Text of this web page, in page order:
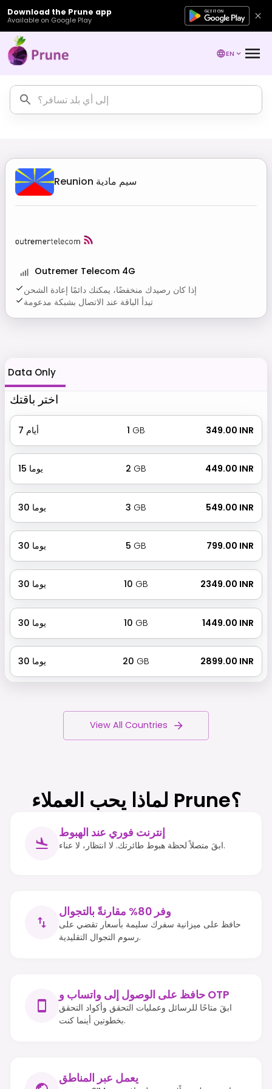
Download the Prune app
Available on Google Play
EN
Reunion سيم مادية
Outremer Telecom 4G
إذا كان رصيدك منخفضًا، يمكنك دائمًا إعادة الشحن
تبدأ الباقة عند الاتصال بشبكة مدعومة
Data Only
اختر باقتك
7 أيام 1 GB ₹ 349.00 INR
15 يوما 2 GB ₹ 449.00 INR
30 يوما 3 GB ₹ 549.00 INR
30 يوما 5 GB ₹ 799.00 INR
30 يوما 10 GB ₹ 2349.00 INR
30 يوما 10 GB ₹ 1449.00 INR
30 يوما 20 GB ₹ 2899.00 INR
View All Countries
لماذا يحب العملاء Prune؟
إنترنت فوري عند الهبوط
ابقَ متصلاً لحظة هبوط طائرتك. لا انتظار، لا عناء.
وفر 80% مقارنةً بالتجوال
حافظ على ميزانية سفرك سليمة بأسعار تقضي على
رسوم التجوال التقليدية.
حافظ على الوصول إلى واتساب و OTP
ابقَ متاحًا للرسائل وعمليات التحقق وأكواد التحقق
بخطوتين أينما كنت.
يعمل عبر المناطق